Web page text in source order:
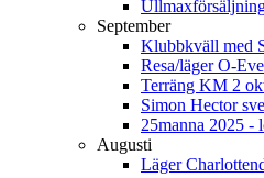
September
Klubbkväll med
Resa/läger O-
Terräng KM 2
Simon Hector
25manna 2025 -
Augusti
Läger